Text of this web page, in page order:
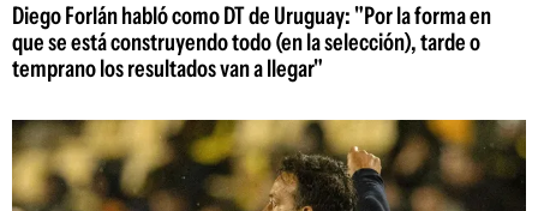
Diego Forlán habló como DT de Uruguay: "Por la forma en
que se está construyendo todo (en la selección), tarde o
temprano los resultados van a llegar"